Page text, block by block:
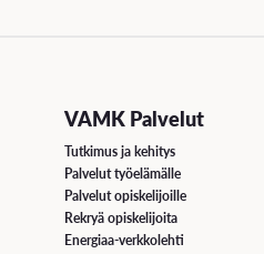
VAMK Palvelut
Tutkimus ja kehitys
Palvelut työelämälle
Palvelut opiskelijoille
Rekryä opiskelijoita
Energiaa-verkkolehti